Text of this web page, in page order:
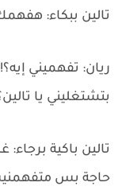
تالين ببكاء:
ريان: تفهميني
بتشتغليني يا
تالين باكية
حاجة بس